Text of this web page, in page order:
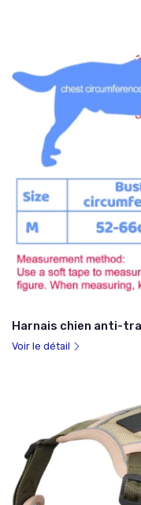
Harnais chien anti-
Voir le détail